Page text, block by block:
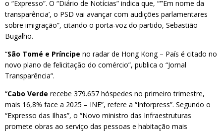
o “Expresso”. O “Diário de Notícias” indica que, “‘”Em nome da
transparência’, o PSD vai avançar com audições parlamentares
sobre imigração”, citando o porta-voz do partido, Sebastião
Bugalho.
“São Tomé e Príncipe no radar de Hong Kong – País é citado no
novo plano de felicitação do comércio”, publica o “Jornal
Transparência”.
“Cabo Verde recebe 379.657 hóspedes no primeiro trimestre,
mais 16,8% face a 2025 – INE”, refere a “Inforpress”. Segundo o
“Expresso das Ilhas”, o “Novo ministro das Infraestruturas
promete obras ao serviço das pessoas e habitação mais